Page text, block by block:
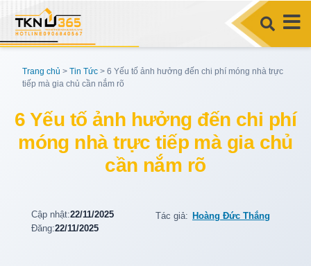
Trang chủ > Tin Tức > 6 Yếu tố ảnh hưởng đến chi phí móng nhà trực
tiếp mà gia chủ cần nắm rõ
6 Yếu tố ảnh hưởng đến chi phí
móng nhà trực tiếp mà gia chủ
cần nắm rõ
Cập nhật:22/11/2025
Đăng:22/11/2025
Tác giả: Hoàng Đức Thắng